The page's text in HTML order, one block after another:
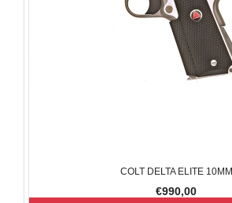
COLT DELTA ELITE 10MM
€990,00